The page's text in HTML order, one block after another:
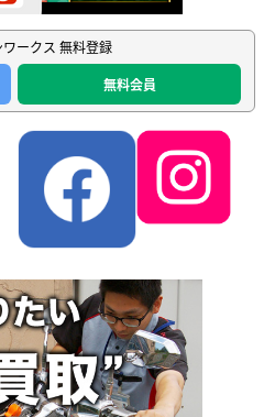
ークス 無料登録
無料会員